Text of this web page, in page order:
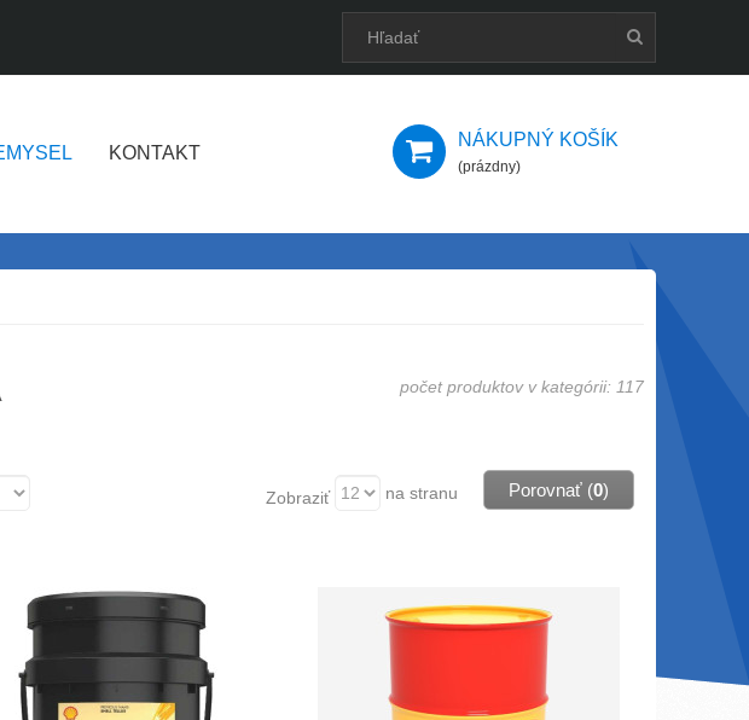
KONTAKT
NÁKUPNÝ KOŠÍK
(prázdny)
počet produktov v kategórii: 117
Zobraziť na stranu Porovnať (0)